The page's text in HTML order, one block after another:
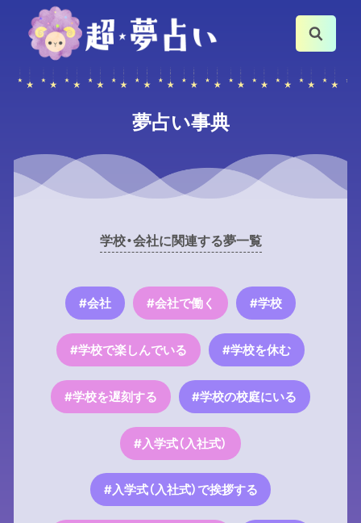
夢占い事典
学校・会社に関連する夢一覧
#会社 #会社で働く #学校
#学校で楽しんでいる #学校を休む
#学校を遅刻する #学校の校庭にいる
#入学式（入社式）
#入学式（入社式）で挨拶する